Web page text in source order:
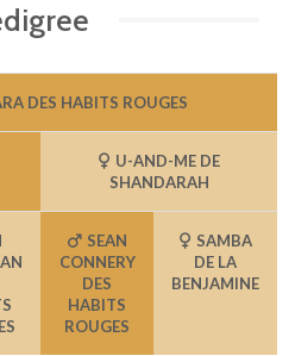
DES HABITS ROUGES
U-AND-ME DE
SHANDARAH
SEAN
CONNERY
DES
HABITS
ROUGES
SAMBA
DE LA
BENJAMINE